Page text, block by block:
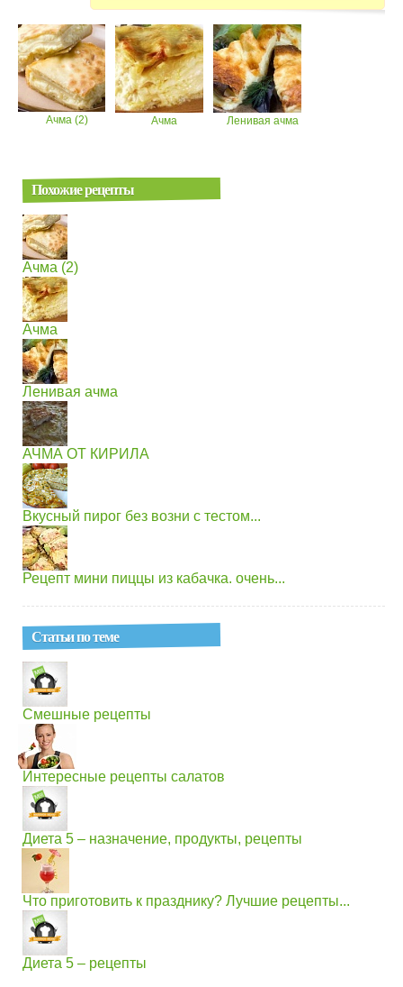
Ачма (2) Ачма Ленивая ачма
Похожие рецепты
Ачма (2)
Ачма
Ленивая ачма
АЧМА ОТ КИРИЛА
Вкусный пирог без возни с тестом...
Рецепт мини пиццы из кабачка. очень...
Статьи по теме
Смешные рецепты
Интересные рецепты салатов
Диета 5 – назначение, продукты, рецепты
Что приготовить к празднику? Лучшие рецепты...
Диета 5 – рецепты